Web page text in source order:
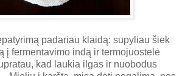
padariau klaidą: supyliau šiek
į fermentavimo indą ir termojuostelė
kad laukia ilgas ir nuobodus